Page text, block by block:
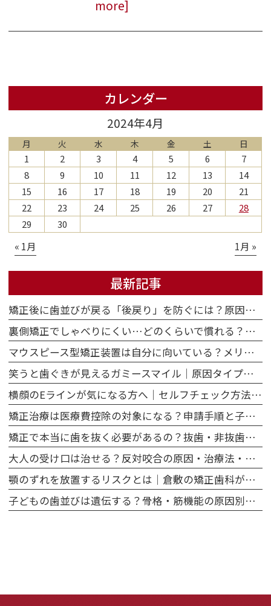
more]
カレンダー
2024年4月
月 火 水 木 金 土 日
1 2 3 4 5 6
7
8
9 10 11 12 13
14
15
16 17 18 19 20
21
22
23 24 25 26 27
28
29
30
« 1月 1月 »
最新記事
矯正後に歯並びが戻る「後戻り」を防ぐには？原因・保定のポイント・再治療の選択肢
裏側矯正でしゃべりにくい…どのくらいで慣れる？原因・期間・対策を解説
マウスピース型矯正装置は自分に向いている？メリット・デメリットと向き不向きを正直に解説
笑うと歯ぐきが見えるガミースマイル｜原因タイプ別に矯正治療でできることを解説
横顔のEラインが気になる方へ｜セルフチェック方法と歯並び・矯正との関係を解説
矯正治療は医療費控除の対象になる？申請手順と子ども・大人それぞれの注意点
矯正で本当に歯を抜く必要があるの？抜歯・非抜歯のメリット・デメリットを徹底比較
大人の受け口は治せる？反対咬合の原因・治療法・費用を矯正専門医が解説
顎のずれを放置するリスクとは｜倉敷の矯正歯科が解説する咬み合わせと健康の関係
子どもの歯並びは遺伝する？骨格・筋機能の原因別に矯正相談のタイミングを解説